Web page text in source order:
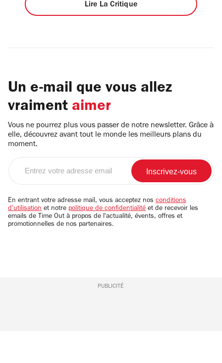
Lire La Critique
Un e-mail que vous allez
vraiment aimer
Vous ne pourrez plus vous passer de notre newsletter. Grâce à
elle, découvrez avant tout le monde les meilleurs plans du
moment.
email
En entrant votre adresse mail, vous acceptez nos conditions
d'utilisation et notre politique de confidentialité et de recevoir les
emails de Time Out à propos de l'actualité, évents, offres et
promotionnelles de nos partenaires.
PUBLICITÉ